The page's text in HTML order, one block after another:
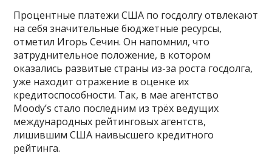
Процентные платежи США по госдолгу отвлекают
на себя значительные бюджетные ресурсы,
отметил Игорь Сечин. Он напомнил, что
затруднительное положение, в котором
оказались развитые страны из-за роста госдолга,
уже находит отражение в оценке их
кредитоспособности. Так, в мае агентство
Moody’s стало последним из трёх ведущих
международных рейтинговых агентств,
лишившим США наивысшего кредитного
рейтинга.